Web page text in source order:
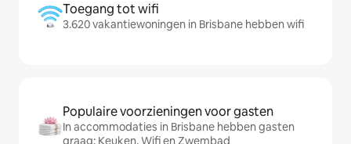
Toegang tot wifi
3.620 vakantiewoningen in Brisbane hebben wifi
Populaire voorzieningen voor gasten
In accommodaties in Brisbane hebben gasten
graag: Keuken, Wifi en Zwembad